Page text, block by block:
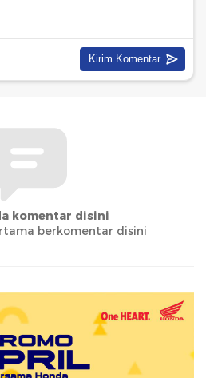
komentar disini
berkomentar disini